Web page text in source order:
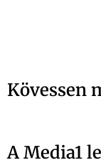
Kövessen
A Media1